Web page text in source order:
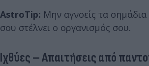
AstroTip: Μην αγνοείς τα
σου στέλνει ο οργανισμός σου.
Ιχθύες – Απαιτήσεις από